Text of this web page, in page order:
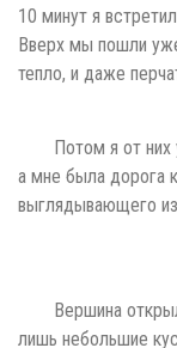
10 минут я
Вверх мы пошли
тепло, и даже
Потом я от
а мне была дорога
выглядывающего
Вершина
лишь небольшие